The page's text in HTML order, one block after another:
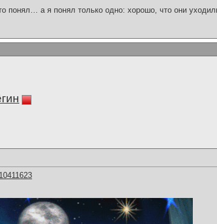
понял… а я понял только одно: хорошо, что они